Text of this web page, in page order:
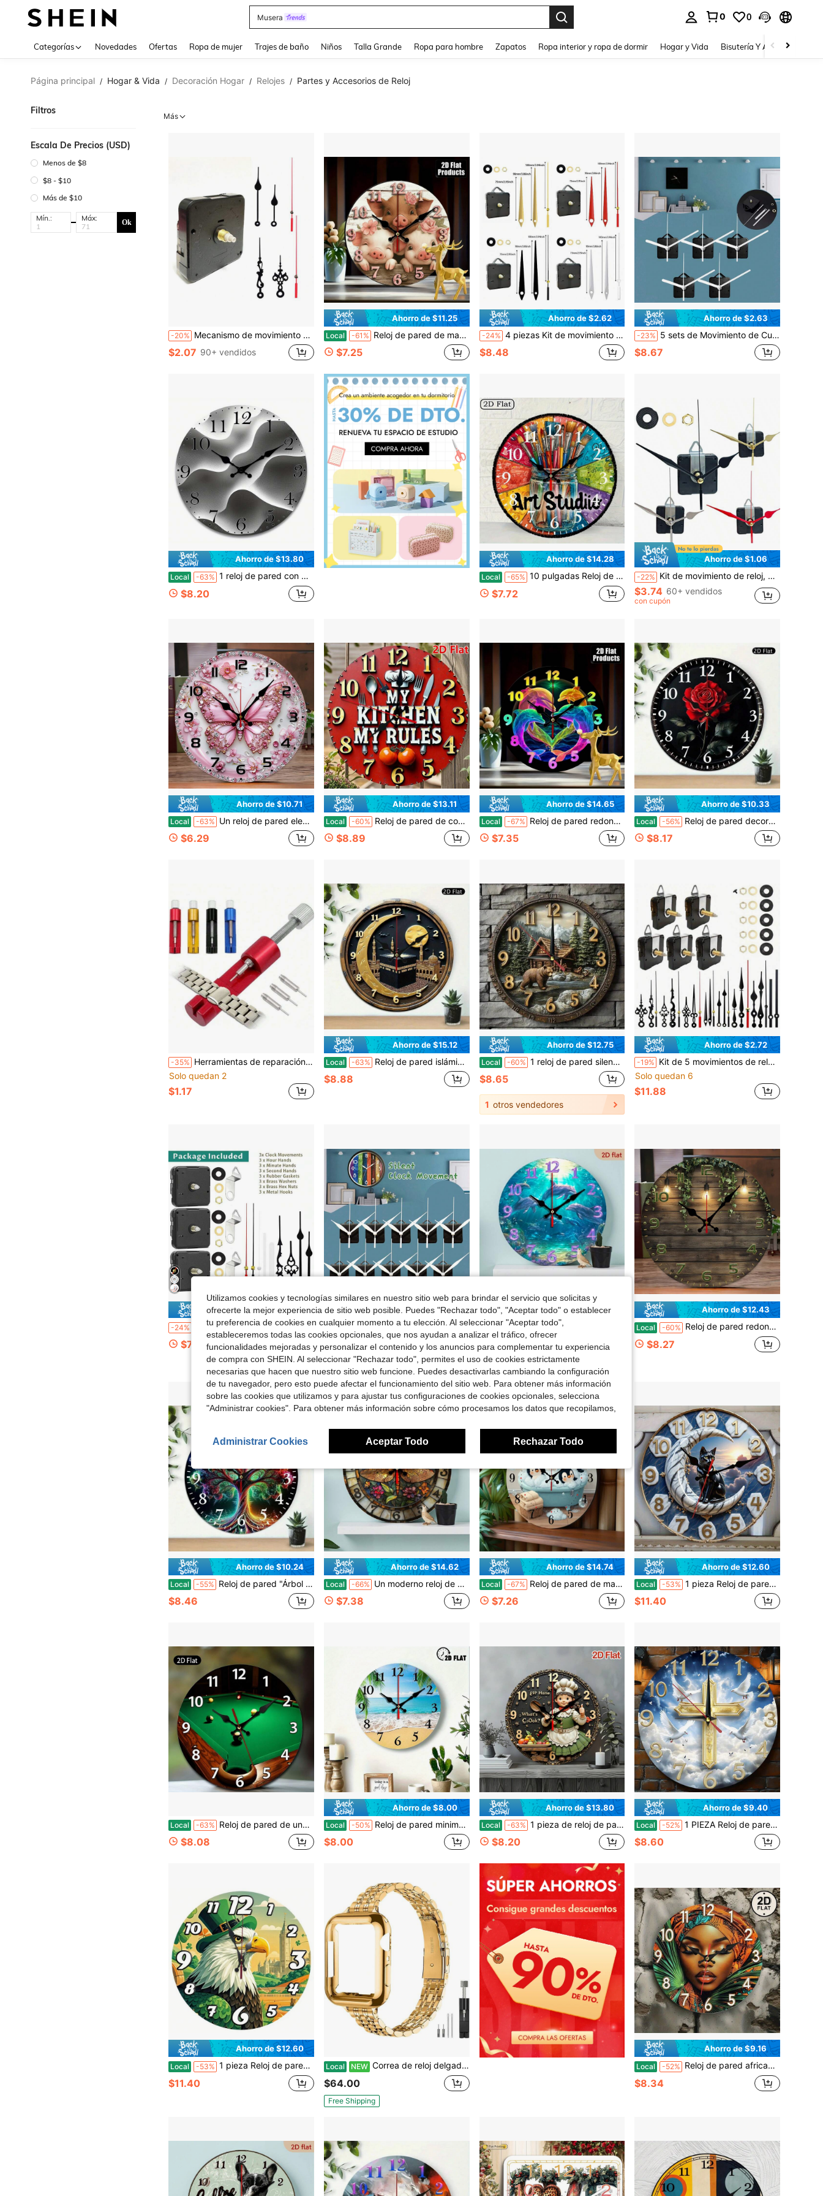
Musera 0 0
Categorías Novedades Ofertas Ropa de mujer Trajes de baño Niños Talla Grande Ropa para hombre Zapatos Ropa interior y ropa de dormir Hogar y Vida Bisutería Y Accesorios
Página principal / Hogar & Vida / Decoración Hogar / Relojes / Partes y Accesorios de Reloj
Filtros
Escala De Precios (USD)
Menos de $8
$8 - $10
Más de $10
Mín.: Máx: Ok
Más
-20% Mecanismo de movimiento de reloj de pared de cuarzo con pilas, piezas de repuesto para reparación DIY, juego de manecillas y punteros, eje largo para relojes DIY, decoración del hogar, decoración de habitación, regalos de cumpleaños, graduación, dormitorio, decoración de dormitorio, de vuelta a la escuela
$2.07 90+ vendidos
Ahorro de $11.25
Local -61% Reloj de pared de madera de 25 cm (10 pulgadas), con los divertidos diseños de los cerditos del cuento de Los Tres Cerditos. Perfecto para decorar una habitación infantil, con mecanismo de cuarzo. Ideal para el hogar, garaje, club o casa de campo. Un regalo perfecto para las fiestas, el dormitorio, la sala de estar y cualquier otro espacio del hogar.
$7.25
Ahorro de $2.62
-24% 4 piezas Kit de movimiento de reloj de cuarzo, 2 piezas con eje de 16 mm de longitud, 2 piezas con eje de 20 mm de longitud, incluye 4 manecillas de reloj: dorado, rojo, negro, blanco, adecuado para reloj de pared, reloj de escritorio, reparación, reemplazo y manualidades, gran regalo para entusiastas de los relojes y decoración del hogar/oficina
$8.48
Ahorro de $2.63
-23% 5 sets de Movimiento de Cuarzo Kit DIY, 5 pares de manecillas, longitud del eje de 13 mm, para reparación de relojes de pared, repuesto y DIY, adecuado para decoración de pared y regalos
$8.67
Ahorro de $13.80
Local -63% 1 reloj de pared con diseño abstracto de ondas en gris y blanco, de cuarzo silencioso, ideal para decoración de casas de campo, dormitorios y salas de estar, ideal para cumpleaños, Navidad y regalos navideños (pilas AA no incluidas), 10 pulgadas, regalo de San Valentín, decoración del hogar y sala de estar.
$8.20
Ahorro de $14.28
Local -65% 10 pulgadas Reloj de pared redondo, tema de estudio de arte vintage, con diseño de pincel y paleta, movimiento de cuarzo silencioso, sin sonido de tic-tac, perfecto para la decoración de la granja y una excelente opción para las celebraciones de Acción de Gracias y Navidad, decoración de la sala de estar, decoración del hogar, decoración de la casa, decoración de Pascua
$7.72
Ahorro de $1.06
-22% Kit de movimiento de reloj, movimiento de reloj de pared con 3 manecillas, adecuado para reloj de cocina DIY y reloj de decoración del hogar, decoración de la habitación
$3.74 60+ vendidos
con cupón
Ahorro de $10.71
Local -63% Un reloj de pared elegante de 10 pulgadas con manecillas rosa y dorado - Diseño moderno y minimalista circular sin tic-tac, grandes números negros, marco de madera artificial adecuado para salas de estar, dormitorios y estudios - Funciona con pilas (excluyendo pilas AA)
$6.29
Ahorro de $13.11
Local -60% Reloj de pared de cocina moderno y sencillo de 10 pulgadas, con diseño de cubiertos y tomate. Reloj redondo silencioso a pilas, sin tictac, números grandes fáciles de leer, esfera y manecillas rojas, registro de tiempo preciso para cocina, oficina, cafetería, restaurante, regalo de San Valentín, decoración del hogar y sala de estar.
$8.89
Ahorro de $14.65
Local -67% Reloj de pared redondo moderno de 1 pieza de 10 pulgadas, diseño colorido de delfín y corazón, elegante marco de madera, manecillas multicolores de delfín y corazón, números fáciles de leer, funciona con pilas (pilas AA no incluidas), adecuado para sala de estar, dormitorio, decoración del hogar de Navidad y Año Nuevo, decoración de sala de estar, decoración del hogar, decoración de casa, decoración de Pascua, reloj de pared
$7.35
Ahorro de $10.33
Local -56% Reloj de pared decorativo plano 2D con una rosa roja sobre fondo negro. Reloj redondo de madera de 10 pulgadas, silencioso, sin tictac, con manecillas doradas y pantalla digital. Funciona con pilas (AA no incluidas). Ideal para el hogar, la cocina, el baño y la piscina. Decoración moderna para el hogar, regalo de San Valentín, decoración para el hogar o la sala de estar.
$8.17
-35% Herramientas de reparación de relojes, removedor ajustable de pasadores de eslabones de correa de reloj, removedor de eslabones de correa de reloj todo metal, herramienta de reparación de 3 pasadores, accesorios anti-óxido para reloj de pared DIY, manecillas de reloj, proyecto de reloj, taza suave
Solo quedan 2
$1.17
Ahorro de $15.12
Local -63% Reloj de pared islámico de 1 pieza, diseño árabe negro, marco de madera, movimiento de cuarzo silencioso, funciona con pilas, decoración para sala de oración islámica, regalo ideal para el hogar musulmán, modelo plano 2D, decoración de pared, decoración de habitación, decoración del hogar, reloj de pared
$8.88
Ahorro de $12.75
Local -60% 1 reloj de pared silencioso de madera de 10 pulgadas, oso negro del bosque y casa de madera, marco de madera, plano 2D, pilas AA no incluidas, decoración para el hogar, cocina, baño, dormitorio, oficina, regalo navideño, decoración de pared, decoración de habitación, decoración del hogar
$8.65
1 otros vendedores
Ahorro de $2.72
-19% Kit de 5 movimientos de reloj silenciosos con 8 juegos de manecillas de reloj, longitud del eje del movimiento 31/28/16mm para piezas de reparación de relojes de pared, kit de reparación de relojes (baterías no incluidas)
Solo quedan 6
$11.88
Ahorro de $2.23
-24% 3 juegos de movimientos de reloj de cuarzo, longitud del eje: 13 mm, 16 mm, 23 mm, incluye 3 pares de manecillas de reloj, para reparación, reemplazo y relojes de pared/escritorio DIY, adecuado para decoración del hogar y la oficina, regalo pensado para entusiastas de los relojes
$7.07
Ahorro de $3.92
-21% 10 piezas Kit de reparación de movimiento de reloj de cuarzo, longitud del eje de 16 mm, incluye 10 juegos de manecillas de reloj blancas, adecuado para decoración del hogar y la oficina, regalo pensado para entusiastas de los relojes
Solo quedan 7
$14.88
con cupón
Ahorro de $14.40
Local -65% Reloj de pared moderno y minimalista de 10 pulgadas con diseño de delfín submarino - Movimiento de cuarzo silencioso, funciona con batería - Adecuado para decoración del hogar, oficina, dormitorio y baño - Reloj redondo de madera resistente con tema marino, diseño plano 2D, requiere baterías (no incluidas), regalo para San Valentín, graduación, Día de la Madre, decoración de habitación, decoración de pared, artículos esenciales para el hogar
$7.60
Ahorro de $12.43
Local -60% Reloj de pared redondo de 10 pulgadas de madera contrachapada de estilo rústico - Silencioso, sin batería requerida, diseño de láminas vintage, con decoración de araña y vegetación - Perfecto para decoración de sala de estar, dormitorio, cocina, oficina o reuniones al aire libre | Reloj de pared vintage | Mesa de madera contrachapada
$8.27
Ahorro de $10.24
Local -55% Reloj de pared "Árbol de la Vida", un reloj de pared silencioso que crea un ambiente festivo con números claros y fáciles de leer, adecuado para la decoración de paredes en salas de estar, jardines, cocinas, dormitorios y oficinas, tamaño 10 * 10 pulgadas, regalo de San Valentín, decoración del hogar sala de estar
$8.46
Ahorro de $14.62
Local -66% Un moderno reloj de pared cuadrado con diseño floral y de libélula, acabado en imitación laca, funciona con pilas (pilas no incluidas) y cuenta con un mecanismo de cuarzo silencioso. Este reloj de fácil lectura es perfecto para la habitación de un bebé y un complemento ideal para la decoración de la sala de estar, el hogar, la casa, la Pascua y el reloj de pared.
$7.38
Ahorro de $14.74
Local -67% Reloj de pared de madera de 25 cm con diseño de pingüino, silencioso y funciona con pilas (pilas AA no incluidas). Ideal como regalo navideño, decoración para sala de estar, decoración del hogar, decoración de casa, decoración de Pascua, reloj de pared.
$7.26
Ahorro de $12.60
Local -53% 1 pieza Reloj de pared de madera amortiguador silencioso adecuado para interiores, jardín, espacio artístico, decoración de pared de cocina de 10* 10 pulgadas que usa pilas AA (pilas no incluidas) Reloj decorativo para el Día del Maestro, Graduación, Halloween
$11.40
Local -63% Reloj de pared de una sola pieza y bidimensional, diseñado con inspiración en el mantel verde y las bolas de billar de una mesa de billar, perfecto para decorar salas de juegos, bares deportivos, refugios de hombres, áreas de ocio y clubes de billar. 10x10 pulgadas, reloj de pared para sala, baño, decoración de habitación, decoración del hogar
$8.08
Ahorro de $8.00
Local -50% Reloj de pared minimalista moderno de playa tropical de 1 pieza, redondo de madera de 10 pulgadas, silencioso, funciona con pilas (pilas AA no incluidas), con manecillas y esfera, diseño de palmera, adecuado para sala de estar, dormitorio, decoración del hogar costero, números grandes fáciles de leer, decoración de pared de dormitorio, regalo de San Valentín, decoración de sala de estar, decoración del hogar, artículos esenciales para el hogar.
$8.00
Ahorro de $13.80
Local -63% 1 pieza de reloj de pared redondo de madera de 10 pulgadas con tema de cocina de chef feliz, de diseño plano 2D, de batería (pilas AA no incluidas), con diseño de chef de dibujos animados, decoración de frutas y estrellas - Adecuado para el hogar, dormitorio - Día de San Valentín, Pascua, Día de la Madre, decoración del hogar, regalo único con tema divertido de cocina, superficie de madera duradera, para entusiastas de la cocina
$8.20
Ahorro de $9.40
Local -52% 1 PIEZA Reloj de pared de diseño religioso de 10/12 pulgadas - Reloj decorativo redondo de madera, silencioso y sin tic-tac, funciona con batería AA (batería AA no incluida), para decoración de cocina, sala de estar, cafetería y hogar - Día de San Valentín, Halloween y decoración de pared de reloj, 2D plano
$8.60
Ahorro de $12.60
Local -53% 1 pieza Reloj de pared redondo grande de 9.84 pulgadas de madera maciza con diseño irlandés de suerte, tréboles y nudos - Movimiento de cuarzo, manecillas negras/esfera blanca - Decoración del hogar del Día de San Patricio y la herencia irlandesa - Sala de estar, dormitorio, 2D plano, reloj de pared grande vintage, reloj de pared grande decorativo, reloj de pared grande clásico, relojes de pared grandes decorativos, reloj de pared grande de madera, reloj de pared estilo vintage, reloj de pared rústico de madera, reloj de pared clásico para sala de estar, reloj de pared diseñador
$11.40
Local NEW Correa de reloj delgada compatible con Apple Watch 41mm 45mm 42mm 44mm 40mm 38mm de acero inoxidable, adecuada para series 11/10/9/8/7/6/5/4/3/2/1/SE, correa de lujo para mujer
$64.00
Free Shipping
Ahorro de $9.16
Local -52% Reloj de pared africano grande de 25 cm - Movimiento de cuarzo silencioso sin tictac, decoración de arte africano vibrante con diseño de cabello negro y labios rojos, marco de madera/plástico, funciona con pilas (pilas AA no incluidas) - Cara grande fácil de leer para sala de estar, dormitorio, oficina, cocina y decoraciones de Halloween - Pieza de declaración de decoración cultural del hogar, reloj de pared, reloj de pared de sala de estar, reloj de pared de sala de estar, reloj de sala de estar, reloj de pared único, reloj de pared moderno
$8.34
Utilizamos cookies y tecnologías similares en nuestro sitio web para brindar el servicio que solicitas y
ofrecerte la mejor experiencia de sitio web posible. Puedes "Rechazar todo", "Aceptar todo" o establecer
tu preferencia de cookies en cualquier momento a tu elección. Al seleccionar "Aceptar todo",
estableceremos todas las cookies opcionales, que nos ayudan a analizar el tráfico, ofrecer
funcionalidades mejoradas y personalizar el contenido y los anuncios para complementar tu experiencia
de compra con SHEIN. Al seleccionar "Rechazar todo", permites el uso de cookies estrictamente
necesarias que hacen que nuestro sitio web funcione. Puedes desactivarlas cambiando la configuración
de tu navegador, pero esto puede afectar el funcionamiento del sitio web. Para obtener más información
sobre las cookies que utilizamos y para ajustar tus configuraciones de cookies opcionales, selecciona
"Administrar cookies". Para obtener más información sobre cómo procesamos los datos que recopilamos,
Administrar Cookies Aceptar Todo Rechazar Todo